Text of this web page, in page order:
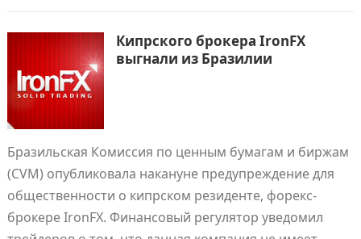
Кипрского брокера IronFX
выгнали из Бразилии
Бразильская Комиссия по ценным бумагам и биржам
(CVM) опубликовала накануне предупреждение для
общественности о кипрском резиденте, форекс-
брокере IronFX. Финансовый регулятор уведомил